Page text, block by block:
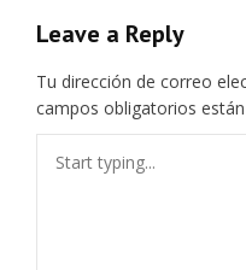
Leave a Reply
Tu dirección de correo
campos obligatorios